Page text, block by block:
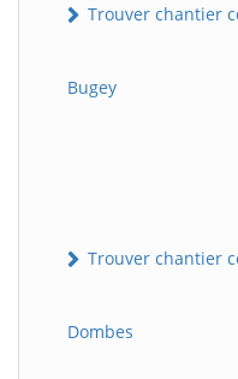
Trouver chantier
Bugey
Trouver chantier
Dombes